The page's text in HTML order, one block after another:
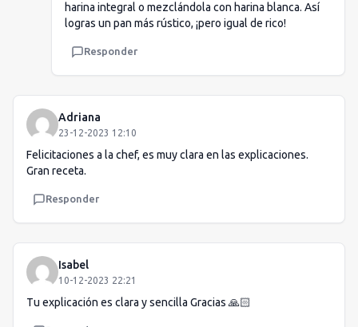
harina integral o mezclándola con harina blanca. Así
logras un pan más rústico, ¡pero igual de rico!
Responder
Adriana
23-12-2023 12:10
Felicitaciones a la chef, es muy clara en las explicaciones.
Gran receta.
Responder
Isabel
10-12-2023 22:21
Tu explicación es clara y sencilla Gracias 🙏🏻